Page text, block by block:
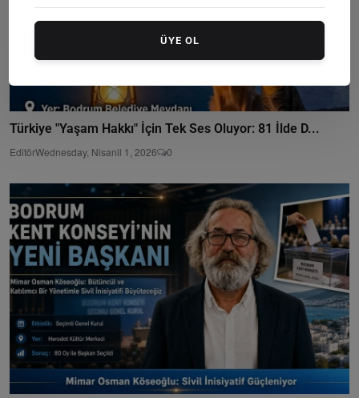
Türkiye "Yaşam Hakkı" İçin Tek Ses Oluyor: 81 İlde D...
EditörWednesday, Nisanil 1, 2026 0
ÜYE OL